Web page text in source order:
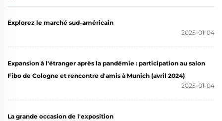
Explorez le marché sud-américain
2025-01-04
Expansion à l'étranger après la pandémie : participation au salon
Fibo de Cologne et rencontre d'amis à Munich (avril 2024)
2025-01-04
La grande occasion de l'exposition